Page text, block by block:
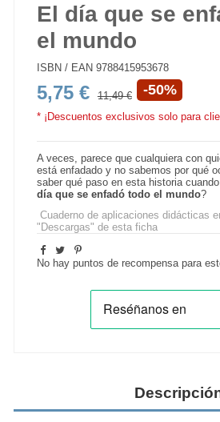
El día que se
el mundo
ISBN / EAN 9788415953678
5,75 € 11,49 € -50%
* ¡Descuentos exclusivos solo para
A veces, parece que cualquiera con
está enfadado y no sabemos por qué
saber qué paso en esta historia
día que se enfadó todo el mundo?
Cuaderno de aplicaciones didácticas
"Descargas" de esta ficha
No hay puntos de recompensa para